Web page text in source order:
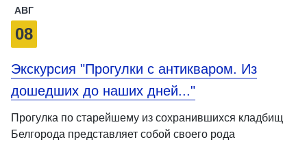
АВГ
08
Экскурсия "Прогулки с антикваром. Из
дошедших до наших дней..."
Прогулка по старейшему из сохранившихся кладбищ
Белгорода представляет собой своего рода